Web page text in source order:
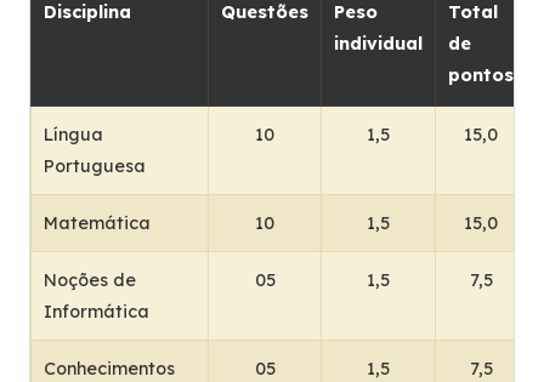
Disciplina Questões
Peso
individual
Total
de
pontos
Língua
Portuguesa
10 1,5 15,0
Matemática 10 1,5 15,0
Noções de
Informática
05 1,5 7,5
Conhecimentos
05 1,5 7,5